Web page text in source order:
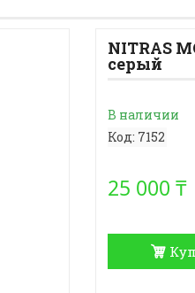
NITRAS
серый
В наличии
Код: 7152
25 000 ₸